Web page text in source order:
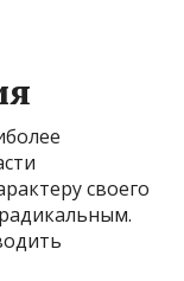
своего